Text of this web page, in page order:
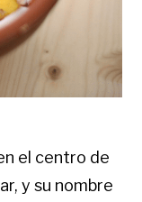
el centro de
y su nombre